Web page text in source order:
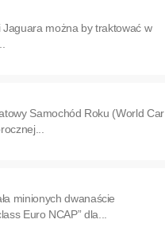
można by traktować w
Samochód Roku (World Car
minionych dwanaście
Euro NCAP” dla...